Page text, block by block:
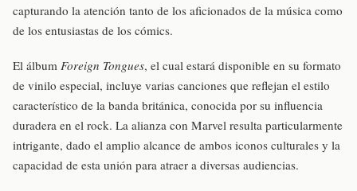
capturando la atención tanto de los aficionados de la música como
de los entusiastas de los cómics.
El álbum Foreign Tongues, el cual estará disponible en su formato
de vinilo especial, incluye varias canciones que reflejan el estilo
característico de la banda británica, conocida por su influencia
duradera en el rock. La alianza con Marvel resulta particularmente
intrigante, dado el amplio alcance de ambos iconos culturales y la
capacidad de esta unión para atraer a diversas audiencias.